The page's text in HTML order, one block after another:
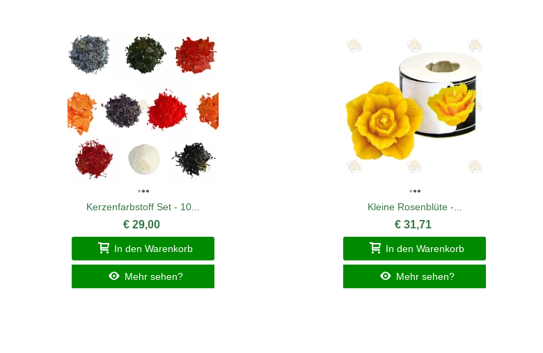
Kerzenfarbstoff Set - 10...
€ 29,00
In den Warenkorb
Mehr sehen?
Kleine Rosenblüte -...
€ 31,71
In den Warenkorb
Mehr sehen?